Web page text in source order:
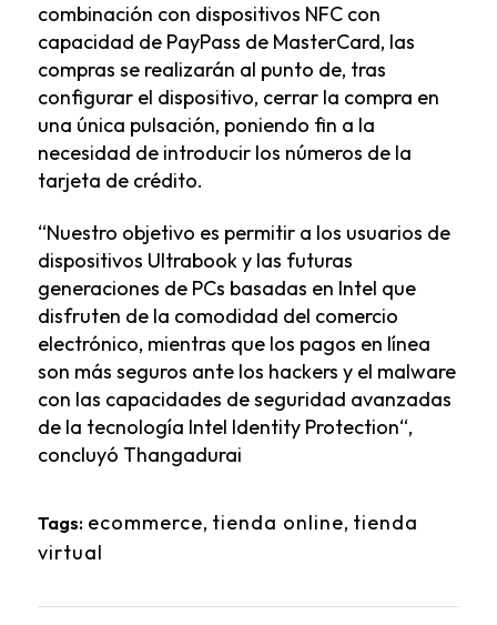
combinación con dispositivos NFC con
capacidad de PayPass de MasterCard, las
compras se realizarán al punto de, tras
configurar el dispositivo, cerrar la compra en
una única pulsación, poniendo fin a la
necesidad de introducir los números de la
tarjeta de crédito.
“Nuestro objetivo es permitir a los usuarios de
dispositivos Ultrabook y las futuras
generaciones de PCs basadas en Intel que
disfruten de la comodidad del comercio
electrónico, mientras que los pagos en línea
son más seguros ante los hackers y el malware
con las capacidades de seguridad avanzadas
de la tecnología Intel Identity Protection“,
concluyó Thangadurai
Tags: ecommerce, tienda online, tienda
virtual